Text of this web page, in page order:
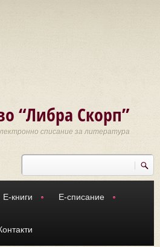
“Либра Скорп”
списание за литература
Търси
Е-книги Е-списание